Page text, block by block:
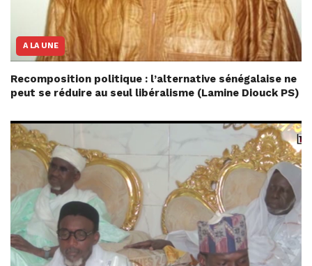
A LA UNE
Recomposition politique : l’alternative sénégalaise ne
peut se réduire au seul libéralisme (Lamine Diouck PS)